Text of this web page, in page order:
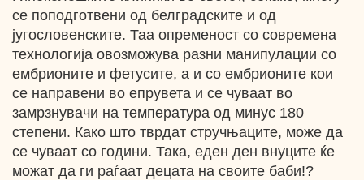
се поподготвени од белградските и од
југословенските. Таа опременост со современа
технологија овозможува разни манипулации со
ембрионите и фетусите, а и со ембрионите кои
се направени во епрувета и се чуваат во
замрзнувачи на температура од минус 180
степени. Како што тврдат стручњаците, може да
се чуваат со години. Така, еден ден внуците ќе
можат да ги раѓаат децата на своите баби!?